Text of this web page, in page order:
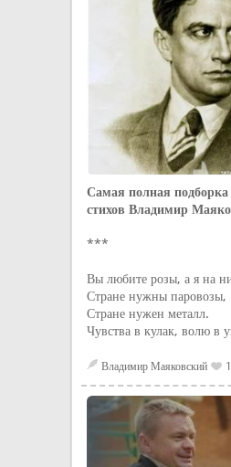
Самая полная подборка
стихов Владимир
***
Вы любите розы, а я на
Стране нужны паровозы,
Стране нужен металл.
Чувства в кулак, волю в
Владимир Маяковский 1